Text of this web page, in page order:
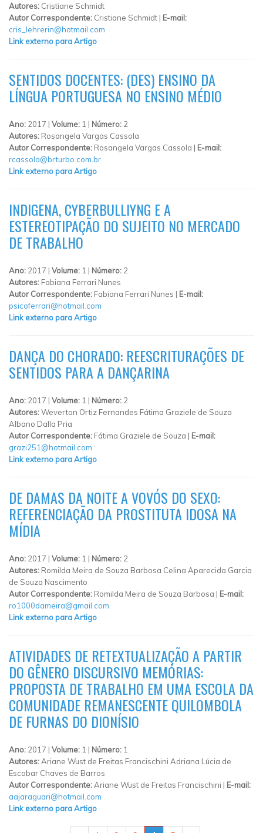
Autores: Cristiane Schmidt
Autor Correspondente: Cristiane Schmidt | E-mail:
cris_lehrerin@hotmail.com
Link externo para Artigo
SENTIDOS DOCENTES: (DES) ENSINO DA
LÍNGUA PORTUGUESA NO ENSINO MÉDIO
Ano: 2017 | Volume: 1 | Número: 2
Autores: Rosangela Vargas Cassola
Autor Correspondente: Rosangela Vargas Cassola | E-mail:
rcassola@brturbo.com.br
Link externo para Artigo
INDIGENA, CYBERBULLIYNG E A
ESTEREOTIPAÇÃO DO SUJEITO NO MERCADO
DE TRABALHO
Ano: 2017 | Volume: 1 | Número: 2
Autores: Fabiana Ferrari Nunes
Autor Correspondente: Fabiana Ferrari Nunes | E-mail:
psicoferrari@hotmail.com
Link externo para Artigo
DANÇA DO CHORADO: REESCRITURAÇÕES DE
SENTIDOS PARA A DANÇARINA
Ano: 2017 | Volume: 1 | Número: 2
Autores:Weverton Ortiz Fernandes Fátima Graziele de Souza
Albano Dalla Pria
Autor Correspondente: Fátima Graziele de Souza | E-mail:
grazi251@hotmail.com
Link externo para Artigo
DE DAMAS DA NOITE A VOVÓS DO SEXO:
REFERENCIAÇÃO DA PROSTITUTA IDOSA NA
MÍDIA
Ano: 2017 | Volume: 1 | Número: 2
Autores: Romilda Meira de Souza Barbosa Celina Aparecida Garcia
de Souza Nascimento
Autor Correspondente: Romilda Meira de Souza Barbosa | E-mail:
ro1000dameira@gmail.com
Link externo para Artigo
ATIVIDADES DE RETEXTUALIZAÇÃO A PARTIR
DO GÊNERO DISCURSIVO MEMÓRIAS:
PROPOSTA DE TRABALHO EM UMA ESCOLA DA
COMUNIDADE REMANESCENTE QUILOMBOLA
DE FURNAS DO DIONÍSIO
Ano: 2017 | Volume: 1 | Número: 1
Autores:Ariane Wust de Freitas Francischini Adriana Lúcia de
Escobar Chaves de Barros
Autor Correspondente:Ariane Wust de Freitas Francischini | E-mail:
aajaraguari@hotmail.com
Link externo para Artigo